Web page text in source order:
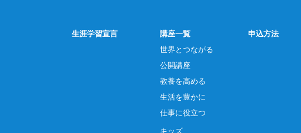
生涯学習宣言
講座一覧
世界とつながる
公開講座
教養を高める
生活を豊かに
仕事に役立つ
キッズ
申込方法